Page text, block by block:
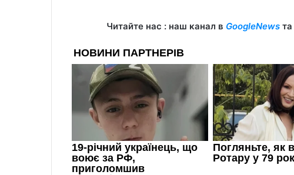
Читайте нас : наш канал в GoogleNewsта